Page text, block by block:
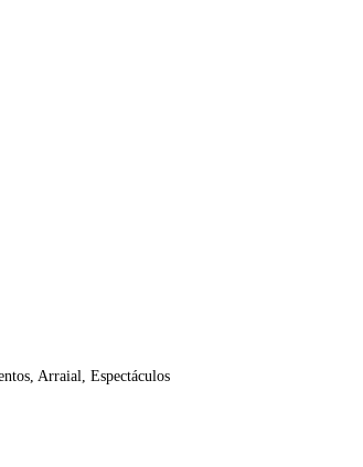
Arraial, Espectáculos